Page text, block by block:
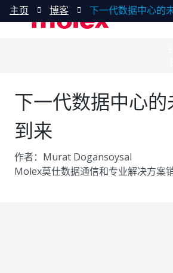
主页 博客 下一代数据中心的
下一代数据中心
到来
作者：Murat Dogansoysal
Molex莫仕数据通信和专业解决方案